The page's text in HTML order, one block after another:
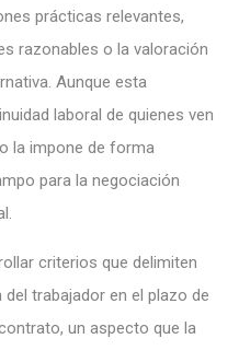
prácticas relevantes,
razonables o la valoración
Aunque esta
laboral de quienes ven
la impone de forma
para la negociación
criterios que delimiten
trabajador en el plazo de
un aspecto que la